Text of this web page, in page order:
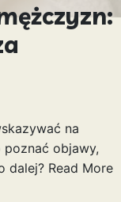
na
objawy,
dalej? Read More